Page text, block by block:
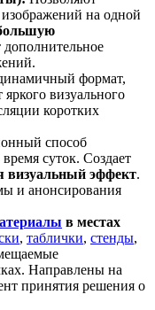
на одной
дополнительное
формат,
визуального
коротких
способ
суток. Создает
эффект.
и анонсирования
в местах
, таблички, стенды,
Направлены на
принятия решения о